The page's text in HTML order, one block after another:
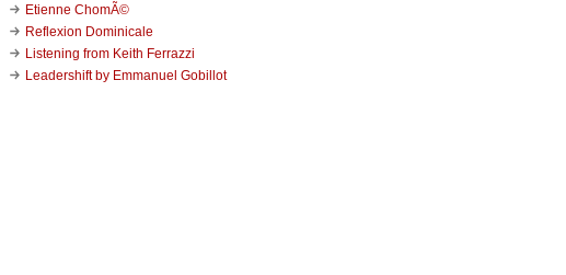
Etienne ChomÃ©
Reflexion Dominicale
Listening from Keith Ferrazzi
Leadershift by Emmanuel Gobillot